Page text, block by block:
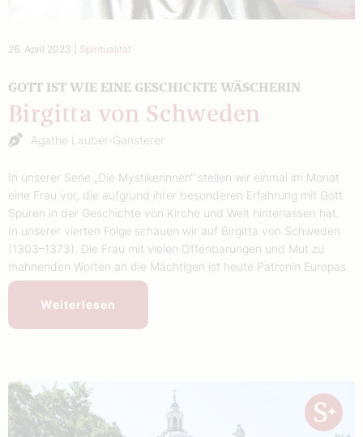
26. April 2023 Spiritualität
GOTT IST WIE EINE GESCHICKTE WÄSCHERIN
Birgitta von Schweden
Agathe Lauber-Gansterer
In unserer Serie „Die Mystikerinnen“ stellen wir einmal im Monat
eine Frau vor, die aufgrund ihrer besonderen Erfahrung mit Gott
Spuren in der Geschichte von Kirche und Welt hinterlassen hat.
In unserer vierten Folge schauen wir auf Birgitta von Schweden
(1303–1373). Die Frau mit vielen Offenbarungen und Mut zu
mahnenden Worten an die Mächtigen ist heute Patronin Europas.
Weiterlesen